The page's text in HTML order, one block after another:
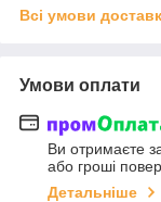
Всі умови
Умови оплати
Ви отримаєте
або гроші
Детальніше